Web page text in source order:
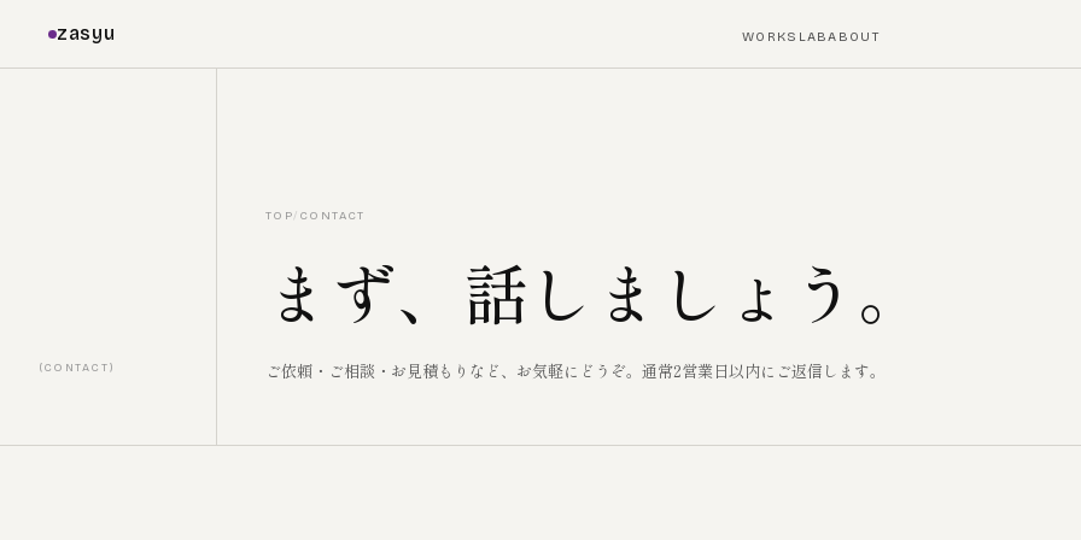
zasyu WORKS LAB ABOUT
(CONTACT)
TOP/ CONTACT
まず、話しましょう。
ご依頼・ご相談・お見積もりなど、お気軽にどうぞ。通常2営業日以内にご返信します。